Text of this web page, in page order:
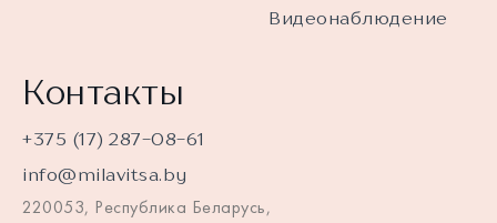
Видеонаблюдение
Контакты
+375 (17) 287-08-61
info@milavitsa.by
220053, Республика Беларусь,